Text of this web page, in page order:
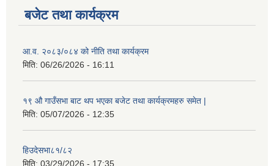
बजेट तथा कार्यक्रम
आ.व. २०८३/०८४ को नीति तथा कार्यक्रम
मिति: 06/26/2026 - 16:11
१९ औ गाउँसभा बाट थप भएका बजेट तथा कार्यक्रमहरु समेत |
मिति: 05/07/2026 - 12:35
हिउदेसभा८१/८२
मिति: 03/29/2026 - 17:35